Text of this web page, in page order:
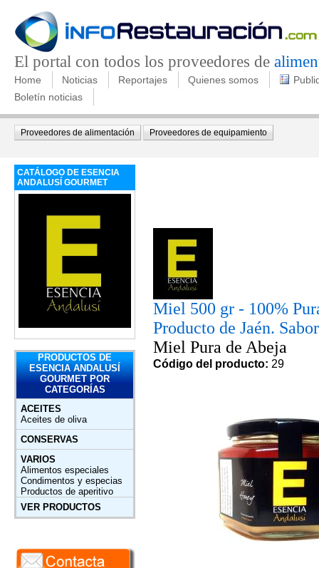
El portal con todos los proveedores de
Home Noticias Reportajes Quienes somos
Boletín noticias
Proveedores de alimentación Proveedores de equipamiento
CATÁLOGO DE ESENCIA
ANDALUSÍ GOURMET
PRODUCTOS DE
ESENCIA ANDALUSÍ
GOURMET POR
CATEGORÍAS
ACEITES
Aceites de oliva
CONSERVAS
VARIOS
Alimentos especiales
Condimentos y especias
Productos de aperitivo
VER PRODUCTOS
Miel 500 gr - 100%
Producto de Jaén.
Miel Pura de Abeja
Código del producto: 29